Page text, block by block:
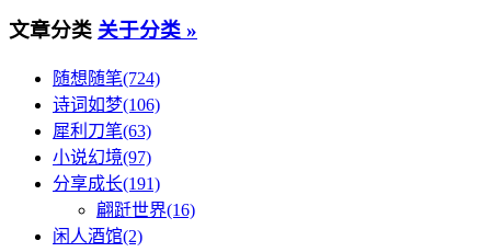
文章分类 关于分类 »
随想随笔(724)
诗词如梦(106)
犀利刀笔(63)
小说幻境(97)
分享成长(191)
翩跹世界(16)
闲人酒馆(2)